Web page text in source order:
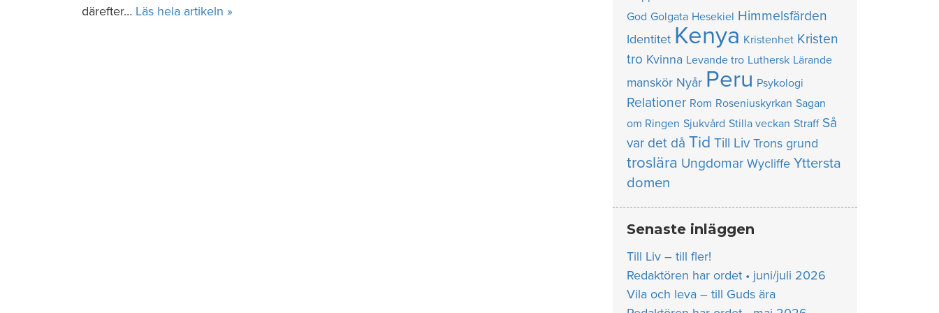
därefter… Läs hela artikeln »
God Golgata Hesekiel Himmelsfärden
Identitet Kenya Kristenhet Kristen
tro Kvinna Levande tro Luthersk Lärande
manskör Nyår Peru Psykologi
Relationer Rom Roseniuskyrkan Sagan
om Ringen Sjukvård Stilla veckan Straff Så
var det då Tid Till Liv Trons grund
troslära Ungdomar Wycliffe Yttersta
domen
Senaste inläggen
Till Liv – till fler!
Redaktören har ordet • juni/juli 2026
Vila och leva – till Guds ära